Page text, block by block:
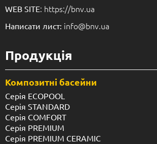
WEB SITE: https://bnv.ua
Написати лист: info@bnv.ua
Продукція
Композитні басейни
Серія ECOPOOL
Серія STANDARD
Серія COMFORT
Серія PREMIUM
Серія PREMIUM CERAMIC